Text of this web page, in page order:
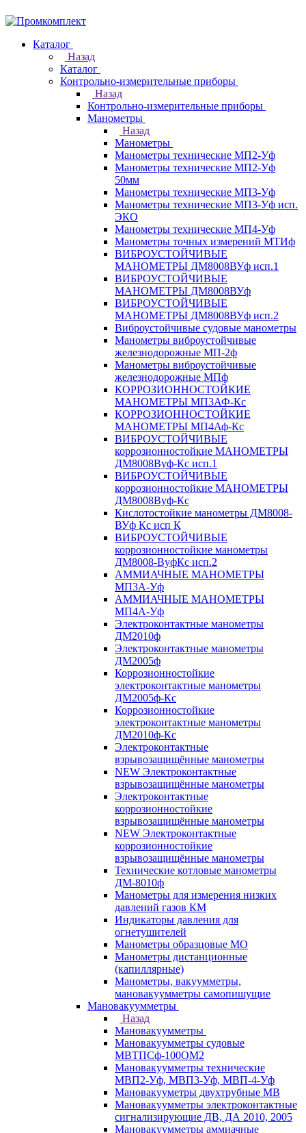
Каталог
Назад
Каталог
Контрольно-измерительные приборы
Назад
Контрольно-измерительные приборы
Манометры
Назад
Манометры
Манометры технические МП2-Уф
Манометры технические МП2-Уф
50мм
Манометры технические МП3-Уф
Манометры технические МП3-Уф исп.
ЭКО
Манометры технические МП4-Уф
Манометры точных измерений МТИф
ВИБРОУСТОЙЧИВЫЕ
МАНОМЕТРЫ ДМ8008ВУф исп.1
ВИБРОУСТОЙЧИВЫЕ
МАНОМЕТРЫ ДМ8008ВУф
ВИБРОУСТОЙЧИВЫЕ
МАНОМЕТРЫ ДМ8008ВУф исп.2
Виброустойчивые судовые манометры
Манометры виброустойчивые
железнодорожные МП-2ф
Манометры виброустойчивые
железнодорожные МПф
КОРРОЗИОННОСТОЙКИЕ
МАНОМЕТРЫ МП3АФ-Кс
КОРРОЗИОННОСТОЙКИЕ
МАНОМЕТРЫ МП4Аф-Кс
ВИБРОУСТОЙЧИВЫЕ
коррозионностойкие МАНОМЕТРЫ
ДМ8008Вуф-Кс исп.1
ВИБРОУСТОЙЧИВЫЕ
коррозионностойкие МАНОМЕТРЫ
ДМ8008Вуф-Кс
Кислотостойкие манометры ДМ8008-
ВУф Кс исп К
ВИБРОУСТОЙЧИВЫЕ
коррозионностойкие манометры
ДМ8008-ВуфКс исп.2
АММИАЧНЫЕ МАНОМЕТРЫ
МП3А-Уф
АММИАЧНЫЕ МАНОМЕТРЫ
МП4А-Уф
Электроконтактные манометры
ДМ2010ф
Электроконтактные манометры
ДМ2005ф
Коррозионностойкие
электроконтактные манометры
ДМ2005ф-Кс
Коррозионностойкие
электроконтактные манометры
ДМ2010ф-Кс
Электроконтактные
взрывозащищённые манометры
NEW Электроконтактные
взрывозащищённые манометры
Электроконтактные
коррозионностойкие
взрывозащищённые манометры
NEW Электроконтактные
коррозионностойкие
взрывозащищённые манометры
Технические котловые манометры
ДМ-8010ф
Манометры для измерения низких
давлений газов КМ
Индикаторы давления для
огнетушителей
Манометры образцовые МО
Манометры дистанционные
(капиллярные)
Манометры, вакуумметры,
мановакуумметры самопишущие
Мановакуумметры
Назад
Мановакуумметры
Мановакуумметры судовые
МВТПСф-100ОМ2
Мановакуумметры технические
МВП2-Уф, МВП3-Уф, МВП-4-Уф
Мановакууметры двухтрубные МВ
Мановакуумметры электроконтактные
сигнализирующие ДВ, ДА 2010, 2005
Мановакуумметры аммиачные